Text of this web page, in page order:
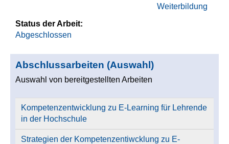
Weiterbildung
Status der Arbeit:
Abgeschlossen
Abschlussarbeiten (Auswahl)
Auswahl von bereitgestellten Arbeiten
Kompetenzentwicklung zu E-Learning für Lehrende
in der Hochschule
Strategien der Kompetenzentiwcklung zu E-